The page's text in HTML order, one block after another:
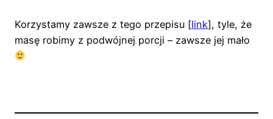
Korzystamy zawsze z tego przepisu [link], tyle, że
masę robimy z podwójnej porcji – zawsze jej mało